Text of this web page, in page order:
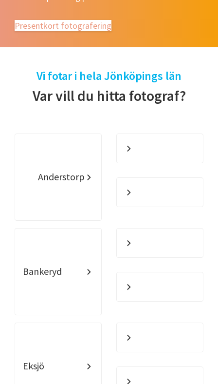
Presentkort fotografering
Vi fotar i hela Jönköpings län
Var vill du hitta fotograf?
Anderstorp
Bankeryd
Eksjö